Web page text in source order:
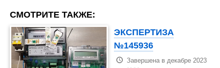
СМОТРИТЕ ТАКЖЕ:
ЭКСПЕРТИЗА
№145936
Завершена в декабре 2023